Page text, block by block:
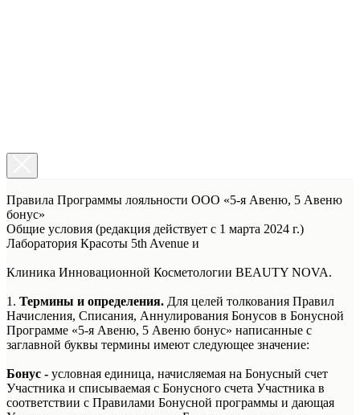
Правила Программы лояльности ООО «5-я Авеню, 5 Авеню
бонус»
Общие условия (редакция действует с 1 марта 2024 г.)
Лаборатория Красоты 5th Avenue и
Клиника Инновационной Косметологии BEAUTY NOVA.
1. Термины и определения. Для целей толкования Правил
Начисления, Списания, Аннулирования Бонусов в Бонусной
Программе «5-я Авеню, 5 Авеню бонус» написанные с
заглавной буквы термины имеют следующее значение:
Бонус - условная единица, начисляемая на Бонусный счет
Участника и списываемая с Бонусного счета Участника в
соответствии с Правилами Бонусной программы и дающая